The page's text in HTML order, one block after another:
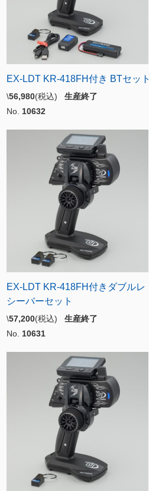
EX-LDT KR-418FH付き BTセット
\56,980(税込) 生産終了
No. 10632
EX-LDT KR-418FH付きダブルレ
シーバーセット
\57,200(税込) 生産終了
No. 10631